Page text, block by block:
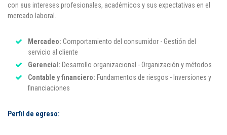
con sus intereses profesionales, académicos y sus expectativas en el
mercado laboral.
Mercadeo: Comportamiento del consumidor - Gestión del
servicio al cliente
Gerencial: Desarrollo organizacional - Organización y métodos
Contable y financiero: Fundamentos de riesgos - Inversiones y
financiaciones
Perfil de egreso: